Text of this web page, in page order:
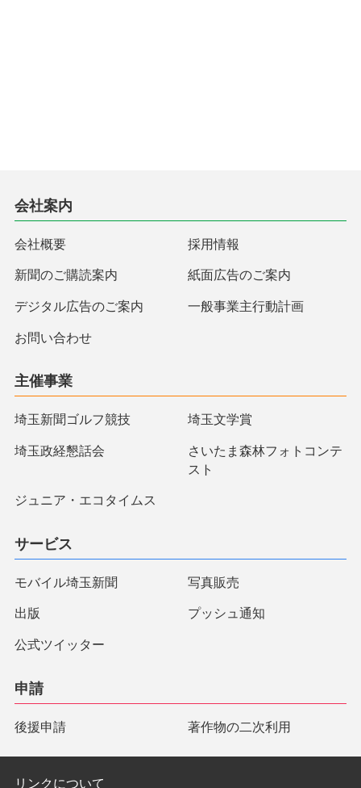
会社案内
会社概要 採用情報
新聞のご購読案内 紙面広告のご案内
デジタル広告のご案内 一般事業主行動計画
お問い合わせ
主催事業
埼玉新聞ゴルフ競技 埼玉文学賞
埼玉政経懇話会
さいたま森林フォトコンテ
スト
ジュニア・エコタイムス
サービス
モバイル埼玉新聞 写真販売
出版 プッシュ通知
公式ツイッター
申請
後援申請 著作物の二次利用
リンクについて